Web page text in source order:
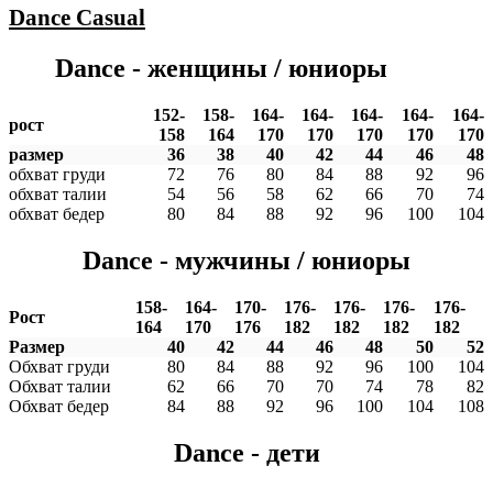
Dance Casual
Dance - женщины / юниоры
рост
152-
158
158-
164
164-
170
164-
170
164-
170
164-
170
164-
170
размер
36 38 40 42 44 46
48
обхват груди
72 76 80 84 88 92
96
обхват талии
54 56 58 62 66 70
74
обхват бедер
80 84 88 92 96 100 104
Dance - мужчины / юниоры
Рост
158-
164
164-
170
170-
176
176-
182
176-
182
176-
182
176-
182
Размер
40 42 44 46 48 50
52
Обхват груди
80 84 88 92 96 100
104
Обхват талии
62 66 70 70 74 78
82
Обхват бедер
84 88 92 96 100 104 108
Dance - дети